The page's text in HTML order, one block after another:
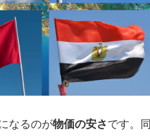
なるのが物価の安さです。同